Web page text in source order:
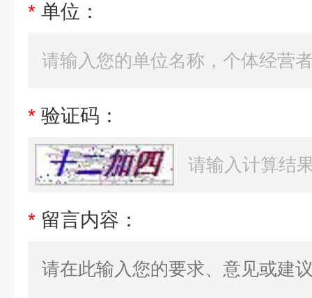
* 单位：
* 验证码：
* 留言内容：